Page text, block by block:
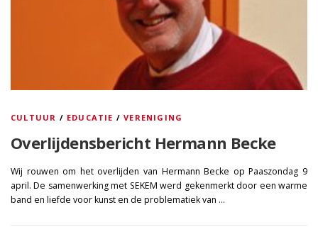
CULTUUR / EDUCATIE /VERENIGING
Overlijdensbericht Hermann Becke
Wij rouwen om het overlijden van Hermann Becke op Paaszondag 9
april. De samenwerking met SEKEM werd gekenmerkt door een warme
band en liefde voor kunst en de problematiek van …